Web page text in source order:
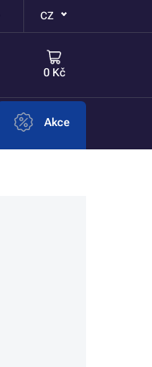
CZ
0 Kč
Akce